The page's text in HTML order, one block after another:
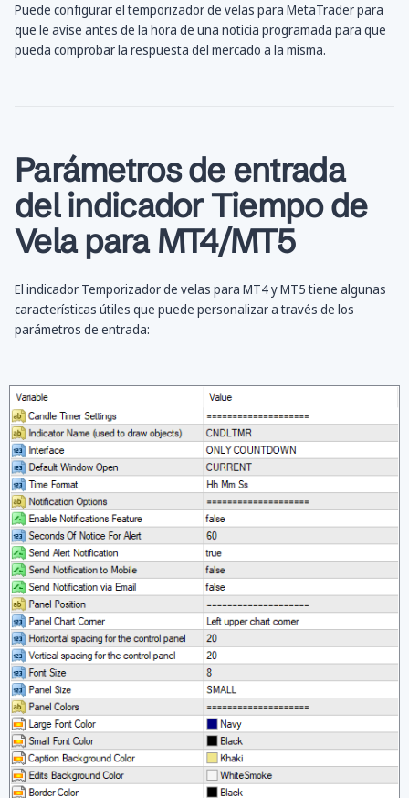
Puede configurar el temporizador de velas para MetaTrader para
que le avise antes de la hora de una noticia programada para que
pueda comprobar la respuesta del mercado a la misma.
Parámetros de entrada
del indicador Tiempo de
Vela para MT4/MT5
El indicador Temporizador de velas para MT4 y MT5 tiene algunas
características útiles que puede personalizar a través de los
parámetros de entrada: